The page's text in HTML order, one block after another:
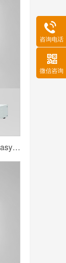
15kHz 2600/3200W SO2000 Easy 声峰超声波焊接机 数字 圆立柱 蓝色
咨询电话
微信咨询